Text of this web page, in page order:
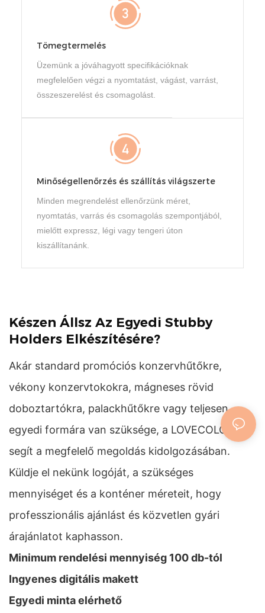
Tömegtermelés
Üzemünk a jóváhagyott specifikációknak
megfelelően végzi a nyomtatást, vágást, varrást,
összeszerelést és csomagolást.
Minőségellenőrzés és szállítás világszerte
Minden megrendelést ellenőrzünk méret,
nyomtatás, varrás és csomagolás szempontjából,
mielőtt expressz, légi vagy tengeri úton
kiszállítanánk.
Készen Állsz Az Egyedi Stubby
Holders Elkészítésére?
Akár standard promóciós konzervhűtőkre,
vékony konzervtokokra, mágneses rövid
doboztartókra, palackhűtőkre vagy teljesen
egyedi formára van szüksége, a LOVECOLOUR
segít a megfelelő megoldás kidolgozásában.
Küldje el nekünk logóját, a szükséges
mennyiséget és a konténer méreteit, hogy
professzionális ajánlást és közvetlen gyári
árajánlatot kaphasson.
Minimum rendelési mennyiség 100 db-tól
Ingyenes digitális makett
Egyedi minta elérhető